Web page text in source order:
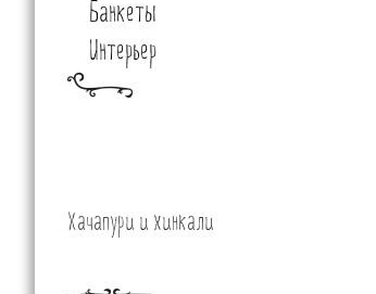
Банкеты
Интерьер
Хачапури и хинкали